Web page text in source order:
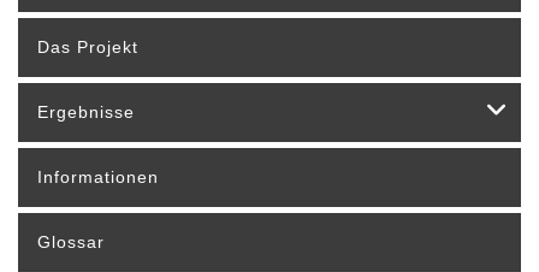
Das Projekt
Ergebnisse
Informationen
Glossar